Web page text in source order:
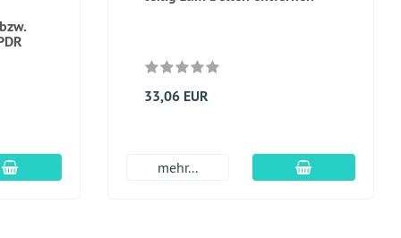
In den Warenkorb
33,06 EUR
mehr... In den